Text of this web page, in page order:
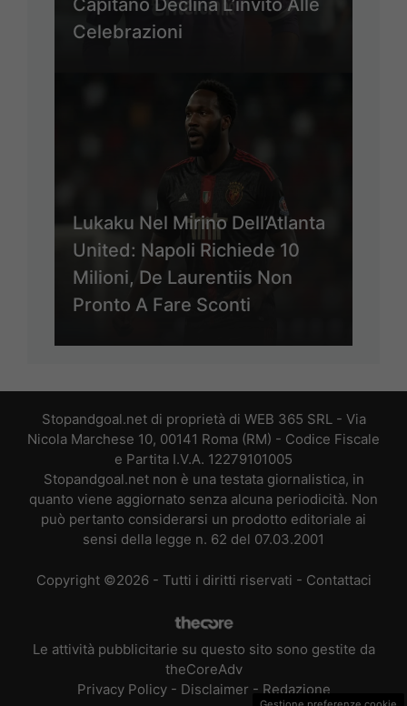
Capitano Declina L’invito Alle
Celebrazioni
Lukaku Nel Mirino Dell’Atlanta
United: Napoli Richiede 10
Milioni, De Laurentiis Non
Pronto A Fare Sconti
Stopandgoal.net di proprietà di WEB 365 SRL - Via
Nicola Marchese 10, 00141 Roma (RM) - Codice Fiscale
e Partita I.V.A. 12279101005
Stopandgoal.net non è una testata giornalistica, in
quanto viene aggiornato senza alcuna periodicità. Non
può pertanto considerarsi un prodotto editoriale ai
sensi della legge n. 62 del 07.03.2001
Copyright ©2026 - Tutti i diritti riservati - Contattaci
Le attività pubblicitarie su questo sito sono gestite da
theCoreAdv
Privacy Policy- Disclaimer - Redazione